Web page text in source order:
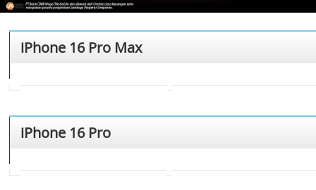
iPhone 16 Pro Max
iPhone 16 Pro